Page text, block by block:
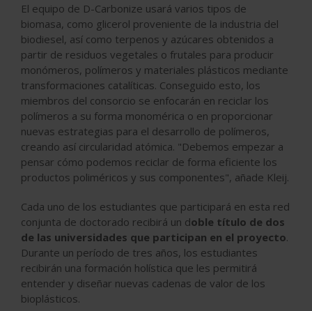
El equipo de D-Carbonize usará varios tipos de
biomasa, como glicerol proveniente de la industria del
biodiesel, así como terpenos y azúcares obtenidos a
partir de residuos vegetales o frutales para producir
monómeros, polímeros y materiales plásticos mediante
transformaciones catalíticas. Conseguido esto, los
miembros del consorcio se enfocarán en reciclar los
polímeros a su forma monomérica o en proporcionar
nuevas estrategias para el desarrollo de polímeros,
creando así circularidad atómica. "Debemos empezar a
pensar cómo podemos reciclar de forma eficiente los
productos poliméricos y sus componentes", añade Kleij.
Cada uno de los estudiantes que participará en esta red
conjunta de doctorado recibirá un doble título de dos
de las universidades que participan en el proyecto.
Durante un período de tres años, los estudiantes
recibirán una formación holística que les permitirá
entender y diseñar nuevas cadenas de valor de los
bioplásticos.